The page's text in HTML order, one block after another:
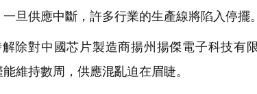
旦供應中斷，許多行業的生產線將陷入停擺。
除對中國芯片製造商揚州揚傑電子科技有
維持數周，供應混亂迫在眉睫。